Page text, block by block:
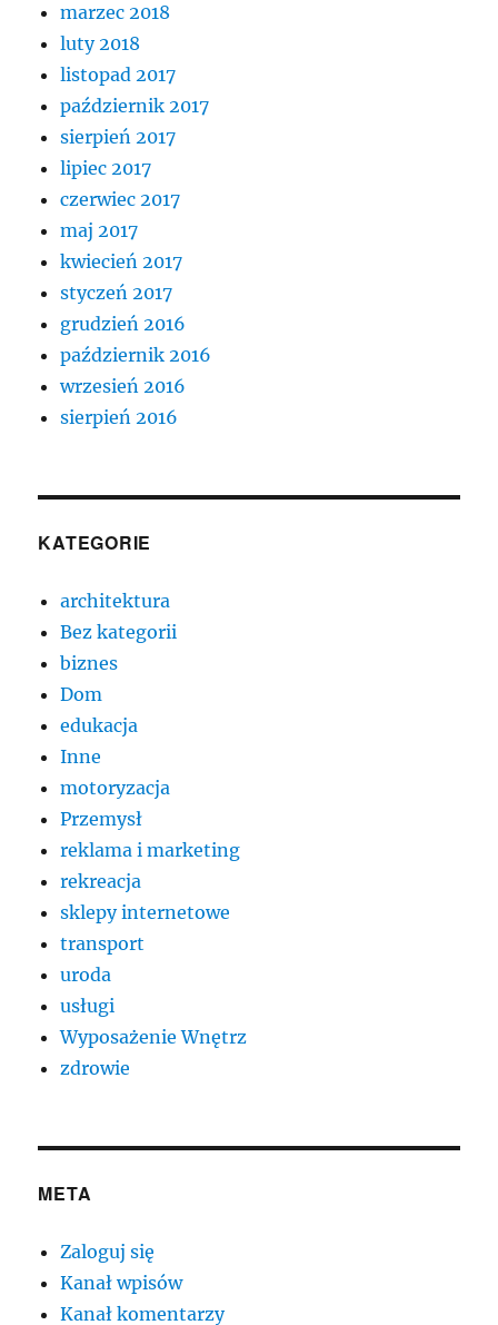
marzec 2018
luty 2018
listopad 2017
październik 2017
sierpień 2017
lipiec 2017
czerwiec 2017
maj 2017
kwiecień 2017
styczeń 2017
grudzień 2016
październik 2016
wrzesień 2016
sierpień 2016
KATEGORIE
architektura
Bez kategorii
biznes
Dom
edukacja
Inne
motoryzacja
Przemysł
reklama i marketing
rekreacja
sklepy internetowe
transport
uroda
usługi
Wyposażenie Wnętrz
zdrowie
META
Zaloguj się
Kanał wpisów
Kanał komentarzy